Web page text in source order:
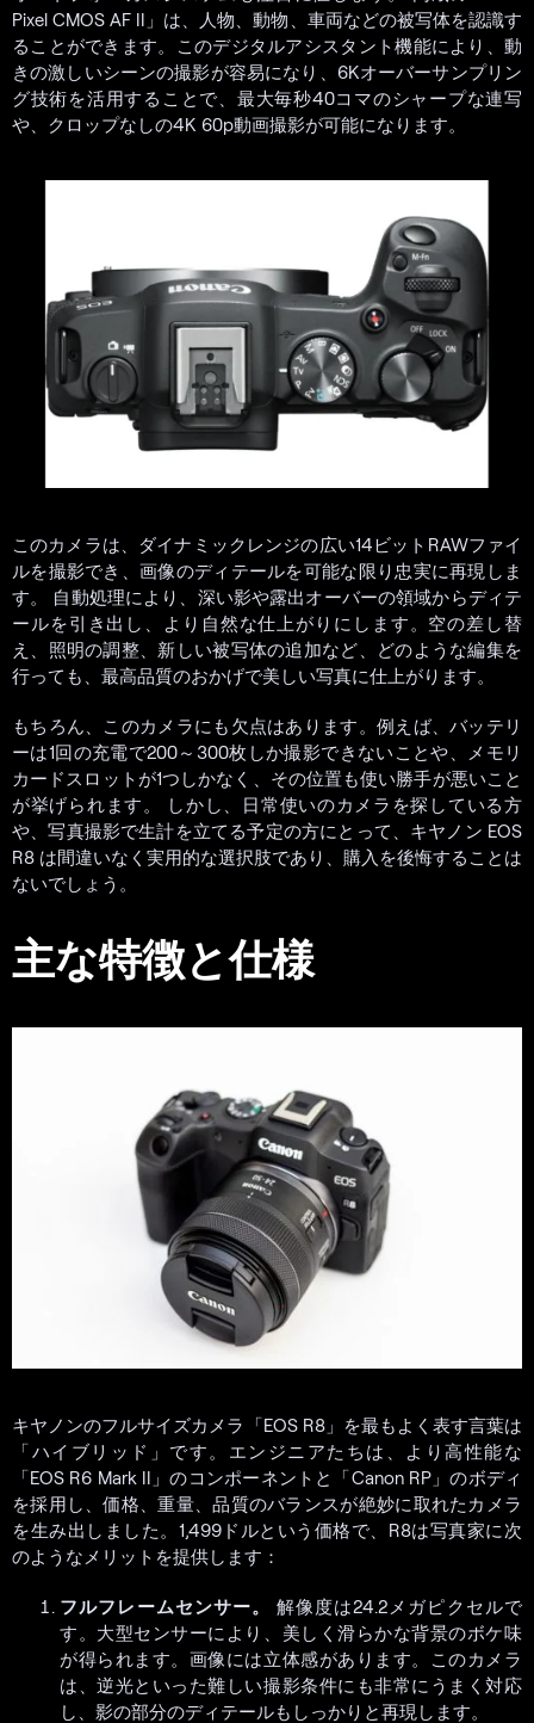
Pixel CMOS AF II」は、人物、動物、車両などの被写体を認識す
ることができます。このデジタルアシスタント機能により、動
きの激しいシーンの撮影が容易になり、6Kオーバーサンプリン
グ技術を活用することで、最大毎秒40コマのシャープな連写
や、クロップなしの4K 60p動画撮影が可能になります。
このカメラは、ダイナミックレンジの広い14ビットRAWファイ
ルを撮影でき、画像のディテールを可能な限り忠実に再現しま
す。 自動処理により、深い影や露出オーバーの領域からディテ
ールを引き出し、より自然な仕上がりにします。空の差し替
え、照明の調整、新しい被写体の追加など、どのような編集を
行っても、最高品質のおかげで美しい写真に仕上がります。
もちろん、このカメラにも欠点はあります。例えば、バッテリ
ーは1回の充電で200～300枚しか撮影できないことや、メモリ
カードスロットが1つしかなく、その位置も使い勝手が悪いこと
が挙げられます。 しかし、日常使いのカメラを探している方
や、写真撮影で生計を立てる予定の方にとって、キヤノン EOS
R8 は間違いなく実用的な選択肢であり、購入を後悔することは
ないでしょう。
主な特徴と仕様
キヤノンのフルサイズカメラ「EOS R8」を最もよく表す言葉は
「ハイブリッド」です。エンジニアたちは、より高性能な
「EOS R6 Mark II」のコンポーネントと「Canon RP」のボディ
を採用し、価格、重量、品質のバランスが絶妙に取れたカメラ
を生み出しました。1,499ドルという価格で、R8は写真家に次
のようなメリットを提供します：
フルフレームセンサー。 解像度は24.2メガピクセルで
す。大型センサーにより、美しく滑らかな背景のボケ味
が得られます。画像には立体感があります。このカメラ
は、逆光といった難しい撮影条件にも非常にうまく対応
し、影の部分のディテールもしっかりと再現します。